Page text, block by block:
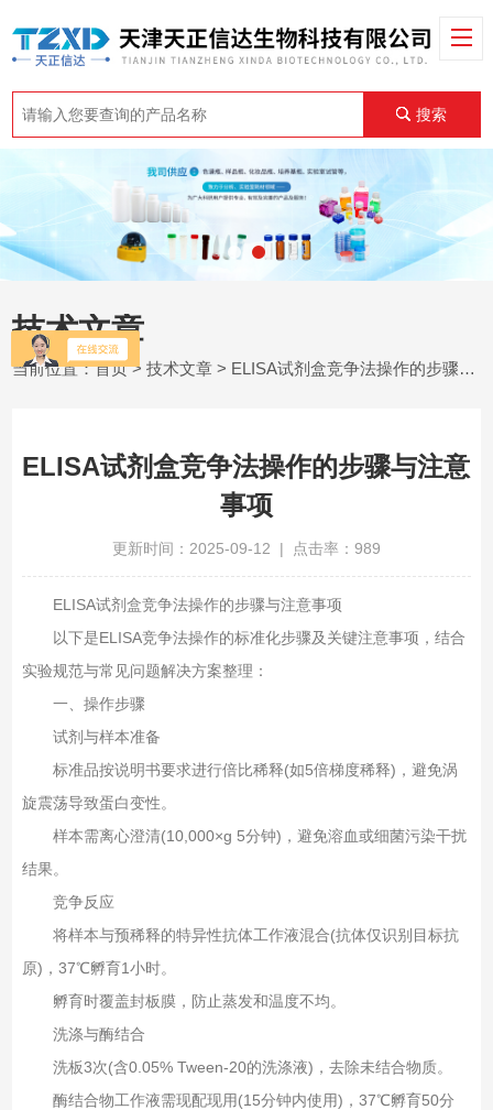
搜索
技术文章
当前位置：首页>技术文章 > ELISA试剂盒竞争法操作的步骤与注意事项
ELISA试剂盒竞争法操作的步骤与注意
事项
更新时间：2025-09-12 | 点击率：989
ELISA试剂盒竞争法操作的步骤与注意事项
以下是ELISA竞争法操作的标准化步骤及关键注意事项，结合
实验规范与常见问题解决方案整理：
一、操作步骤‌
试剂与样本准备‌
标准品按说明书要求进行倍比稀释(如5倍梯度稀释)，避免涡
旋震荡导致蛋白变性‌。
样本需离心澄清(10,000×g 5分钟)，避免溶血或细菌污染干扰
结果‌。
竞争反应‌
将样本与预稀释的特异性抗体工作液混合(抗体仅识别目标抗
原)，37℃孵育1小时‌。
孵育时覆盖封板膜，防止蒸发和温度不均‌。
洗涤与酶结合‌
洗板3次(含0.05% Tween-20的洗涤液)，去除未结合物质‌。
酶结合物工作液需现配现用(15分钟内使用)，37℃孵育50分